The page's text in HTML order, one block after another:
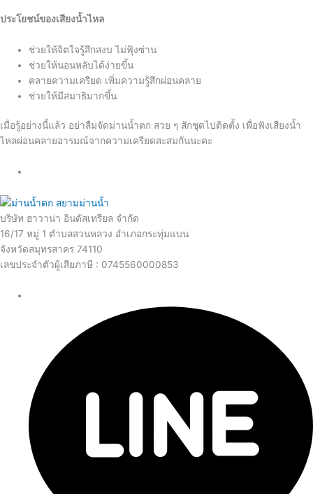
ประโยชน์ของเสียงน้ำไหล
ช่วยให้จิตใจรู้สึกสงบ ไม่ฟุ้งซ่าน
ช่วยให้นอนหลับได้ง่ายขึ้น
คลายความเครียด เพิ่มความรู้สึกผ่อนคลาย
ช่วยให้มีสมาธิมากขึ้น
เมื่อรู้อย่างนี้แล้ว อย่าลืมจัดม่านน้ำตก สวย ๆ สักชุดไปติดตั้ง เพื่อฟังเสียงน้ำ
ไหลผ่อนคลายอารมณ์จากความเครียดสะสมกันนะคะ
บริษัท ฮาวาน่า อินดัสเทรียล จำกัด
16/17 หมู่ 1 ตำบลสวนหลวง อำเภอกระทุ่มแบน
จังหวัดสมุทรสาคร 74110
เลขประจำตัวผู้เสียภาษี : 0745560000853